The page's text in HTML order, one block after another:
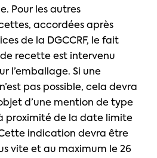
Pour les autres
accordées après
de la DGCCRF, le fait
recette est intervenu
l’emballage. Si une
pas possible, cela devra
d’une mention de type
proximité de la date limite
indication devra être
vite et au maximum le 26